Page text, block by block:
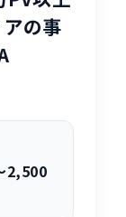
の事
2,500